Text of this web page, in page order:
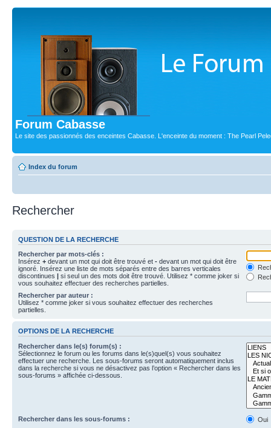
Forum Cabasse
Le site des passionnés des enceintes Cabasse. L'enceinte du moment : The Pearl
Index du forum
Rechercher
QUESTION DE LA RECHERCHE
Rechercher par mots-clés :
Insérez + devant un mot qui doit être trouvé et - devant un mot qui doit être
ignoré. Insérez une liste de mots séparés entre des barres verticales
discontinues | si seul un des mots doit être trouvé. Utilisez * comme joker si
vous souhaitez effectuer des recherches partielles.
Rechercher par auteur :
Utilisez * comme joker si vous souhaitez effectuer des recherches
partielles.
OPTIONS DE LA RECHERCHE
Rechercher dans le(s) forum(s) :
Sélectionnez le forum ou les forums dans le(s)quel(s) vous souhaitez
effectuer une recherche. Les sous-forums seront automatiquement inclus
dans la recherche si vous ne désactivez pas l’option « Rechercher dans les
sous-forums » affichée ci-dessous.
Rechercher dans les sous-forums :
Oui